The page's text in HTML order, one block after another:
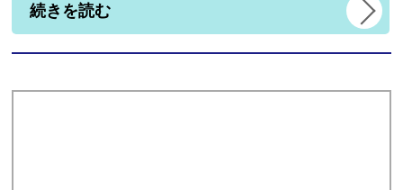
塾長ブログ
続きを読む